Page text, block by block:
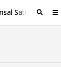
Satış